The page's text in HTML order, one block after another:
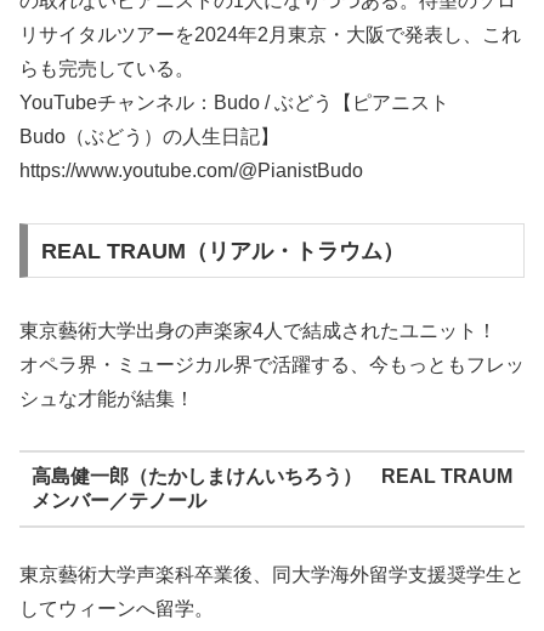
リサイタルツアーを2024年2月東京・大阪で発表し、これ
らも完売している。
YouTubeチャンネル：Budo / ぶどう【ピアニスト
Budo（ぶどう）の人生日記】
https://www.youtube.com/@PianistBudo
REAL TRAUM（リアル・トラウム）
東京藝術大学出身の声楽家4人で結成されたユニット！
オペラ界・ミュージカル界で活躍する、今もっともフレッ
シュな才能が結集！
高島健一郎（たかしまけんいちろう） REAL TRAUM
メンバー／テノール
東京藝術大学声楽科卒業後、同大学海外留学支援奨学生と
してウィーンへ留学。